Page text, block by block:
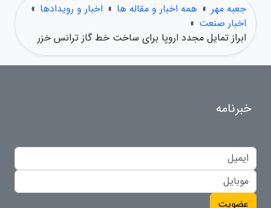
جعبه مهر » همه اخبار و مقاله ها » اخبار و رویدادها »
اخبار صنعت »
ابراز تمایل مجدد اروپا برای ساخت خط گاز ترانس خزر
خبرنامه
عضویت